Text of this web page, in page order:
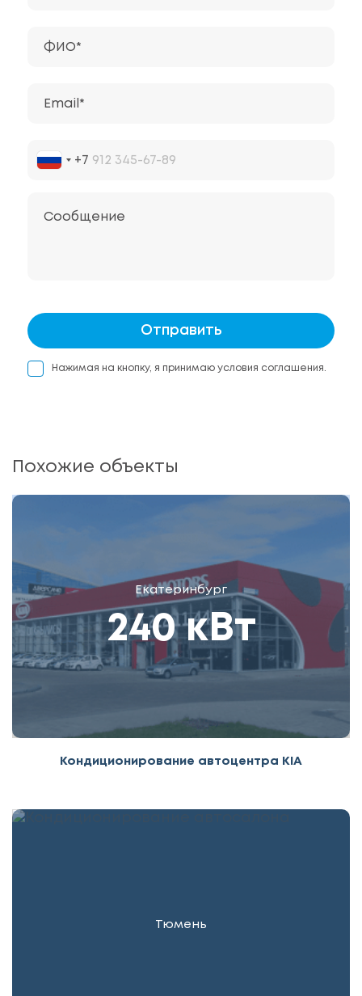
ФИО*
Email*
+7
Сообщение
Отправить
Нажимая на кнопку, я принимаю условия соглашения.
Похожие объекты
Екатеринбург
240 кВт
Кондиционирование автоцентра KIA
Тюмень